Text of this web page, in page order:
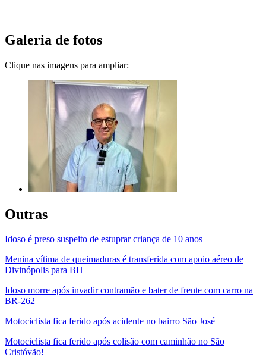
Galeria de fotos
Clique nas imagens para ampliar:
Outras
Idoso é preso suspeito de estuprar criança de 10 anos
Menina vítima de queimaduras é transferida com apoio aéreo de
Divinópolis para BH
Idoso morre após invadir contramão e bater de frente com carro na
BR-262
Motociclista fica ferido após acidente no bairro São José
Motociclista fica ferido após colisão com caminhão no São
Cristóvão!